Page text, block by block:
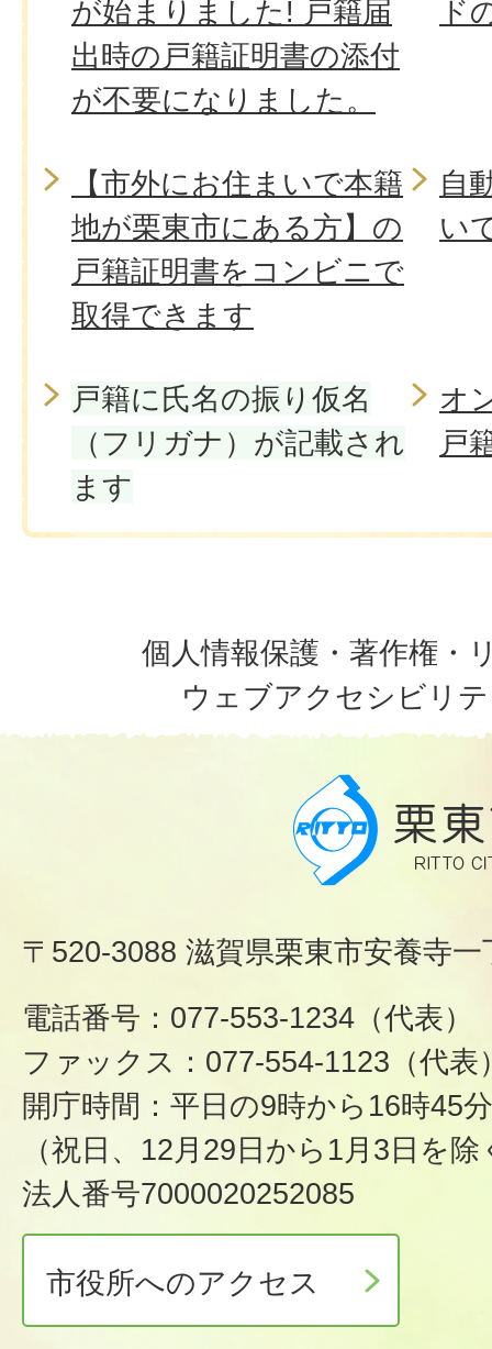
が始まりました! 戸籍届
出時の戸籍証明書の添付
が不要になりました。
ド
【市外にお住まいで本籍
地が栗東市にある方】の
戸籍証明書をコンビニで
取得できます
自
い
戸籍に氏名の振り仮名
（フリガナ）が記載され
ます
オ
戸
個人情報保護・著作権・
ウェブアクセシビリ
〒520-3088 滋賀県栗東市安養寺
電話番号：077-553-1234（代表）
ファックス：077-554-1123（代表
開庁時間：平日の9時から16時45分
（祝日、12月29日から1月3日を除
法人番号7000020252085
市役所へのアクセス